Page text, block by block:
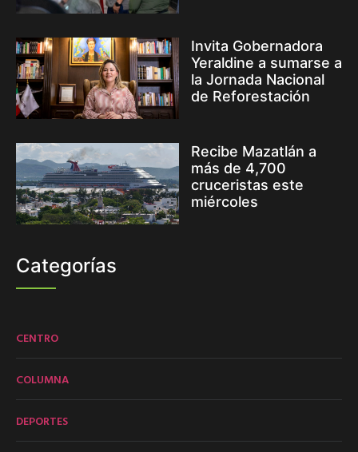
Invita Gobernadora
Yeraldine a sumarse a
la Jornada Nacional
de Reforestación
Recibe Mazatlán a
más de 4,700
cruceristas este
miércoles
Categorías
CENTRO
COLUMNA
DEPORTES